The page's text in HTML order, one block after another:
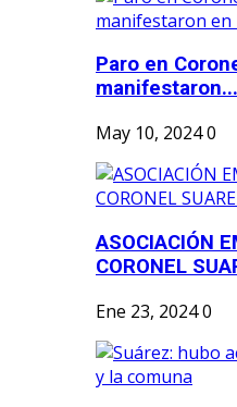
Paro en
manifestaron...
May 10, 20240
ASOCIACIÓN
CORONEL
Ene 23, 20240